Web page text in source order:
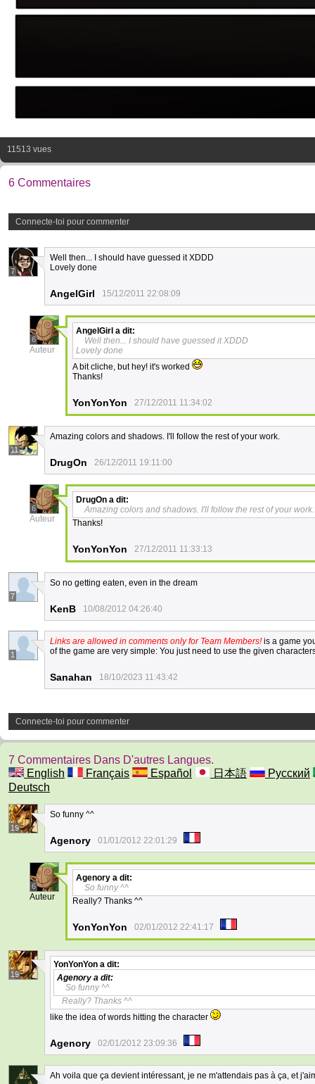
11513 vues
6 Commentaires
Connecte-toi pour commenter
7
Well then... I should have guessed it XDDD
Lovely done
AngelGirl 15/12/2011 22:08:09
6
Auteur
AngelGirl a dit:
Well then... I should have guessed it XDDD
Lovely done
A bit cliche, but hey! it's worked
Thanks!
YonYonYon 27/12/2011 11:34:02
11
Amazing colors and shadows. I'll follow the rest of your work.
DrugOn 26/12/2011 19:11:00
6
Auteur
DrugOn a dit:
Amazing colors and shadows. I'll follow the rest of your work.
Thanks!
YonYonYon 27/12/2011 11:33:13
7
So no getting eaten, even in the dream
KenB 10/08/2012 04:26:40
1
Links are allowed in comments only for Team Members!is a game
of the game are very simple: You just need to use the given
Sanahan 18/10/2023 11:43:42
Connecte-toi pour commenter
7 Commentaires Dans D'autres Langues.
English
Français Español 日本語
Русский
Deutsch
19
So funny ^^
Agenory 01/01/2012 22:01:29
6
Auteur
Agenory a dit:
So funny ^^
Really? Thanks ^^
YonYonYon 02/01/2012 22:41:17
19
YonYonYon a dit:
Agenory a dit:
So funny ^^
Really? Thanks ^^
like the idea of words hitting the character
Agenory 02/01/2012 23:09:36
Ah voila que ça devient intéressant, je ne m'attendais pas à ça, et